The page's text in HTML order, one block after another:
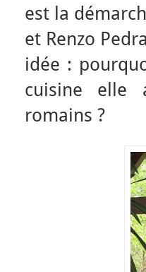
est la
et Renzo
idée :
cuisine elle
romains ?